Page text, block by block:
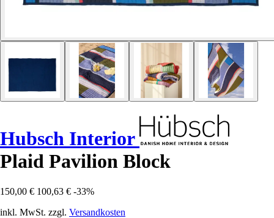
Hubsch Interior
Plaid Pavilion Block
150,00 € 100,63 € -33%
inkl. MwSt. zzgl. Versandkosten